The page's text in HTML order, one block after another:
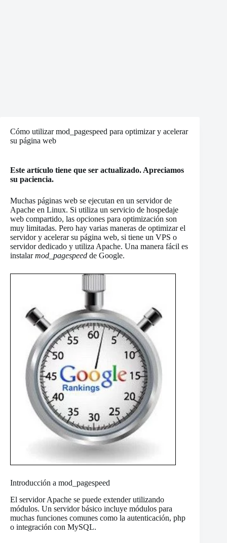
Cómo utilizar mod_pagespeed para optimizar y acelerar
su página web
Este artículo tiene que ser actualizado. Apreciamos
su paciencia.
Muchas páginas web se ejecutan en un servidor de
Apache en Linux. Si utiliza un servicio de hospedaje
web compartido, las opciones para optimización son
muy limitadas. Pero hay varias maneras de optimizar el
servidor y acelerar su página web, si tiene un VPS o
servidor dedicado y utiliza Apache. Una manera fácil es
instalarmod_pagespeed de Google.
Introducción a mod_pagespeed
El servidor Apache se puede extender utilizando
módulos. Un servidor básico incluye módulos para
muchas funciones comunes como la autenticación, php
o integración con MySQL.